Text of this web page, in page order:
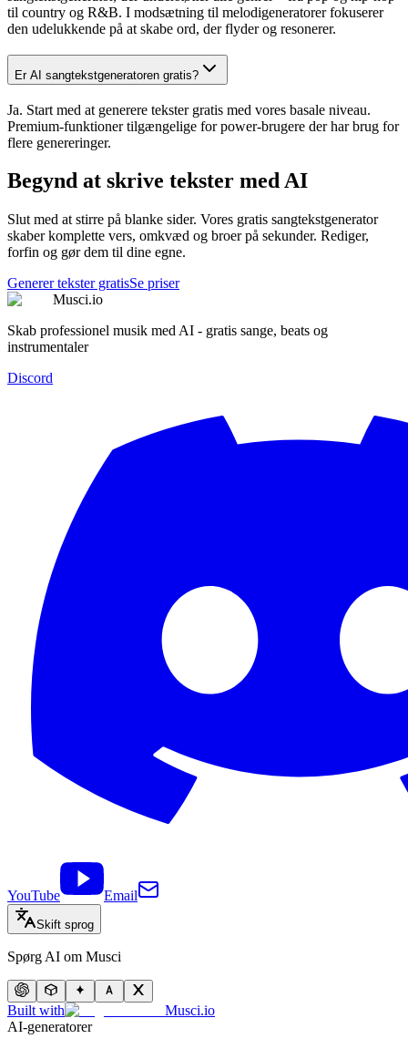
til country og R&B. I modsætning til melodigeneratorer fokuserer
den udelukkende på at skabe ord, der flyder og resonerer.
Er AI sangtekstgeneratoren gratis?
Ja. Start med at generere tekster gratis med vores basale niveau.
Premium-funktioner tilgængelige for power-brugere der har brug for
flere genereringer.
Begynd at skrive tekster med AI
Slut med at stirre på blanke sider. Vores gratis sangtekstgenerator
skaber komplette vers, omkvæd og broer på sekunder. Rediger,
forfin og gør dem til dine egne.
Generer tekster gratisSe priser
Musci.io
Skab professionel musik med AI - gratis sange, beats og
instrumentaler
Discord
YouTube Email
Skift sprog
Spørg AI om Musci
Built with
Musci.io
AI-generatorer